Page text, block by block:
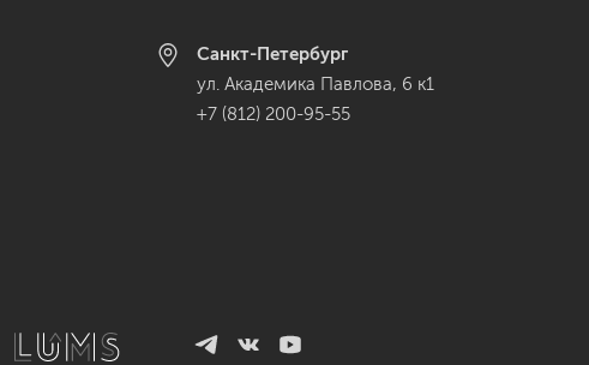
Санкт-Петербург
ул. Академика Павлова, 6 к1
+7 (812) 200-95-55